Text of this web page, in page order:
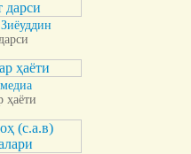
ҳаёти